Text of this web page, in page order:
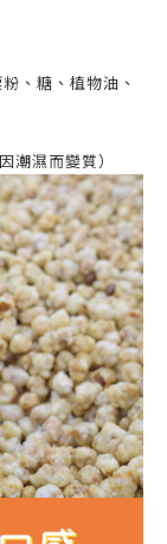
、糖、植物油、
潮濕而變質）